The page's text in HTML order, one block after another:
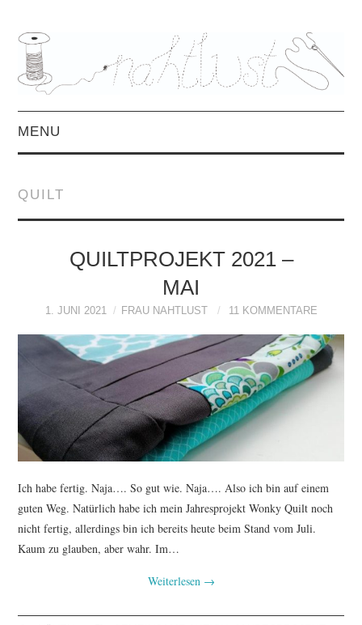
MENU
MITTWOCHSMIX &
FREEBOOKS &
TUTORIALS
WORKSHOPS
PAPIERLIEBE AM
IMPRESSUM
QUILT
QUILTPROJEKT 2021 –
MAI
1. JUNI 2021 FRAU NAHTLUST 11 KOMMENTARE
Ich habe fertig. Naja…. So gut wie. Naja…. Also ich bin auf einem
guten Weg. Natürlich habe ich mein Jahresprojekt Wonky Quilt noch
nicht fertig, allerdings bin ich bereits heute beim Stand vom Juli.
Kaum zu glauben, aber wahr. Im…
Weiterlesen →